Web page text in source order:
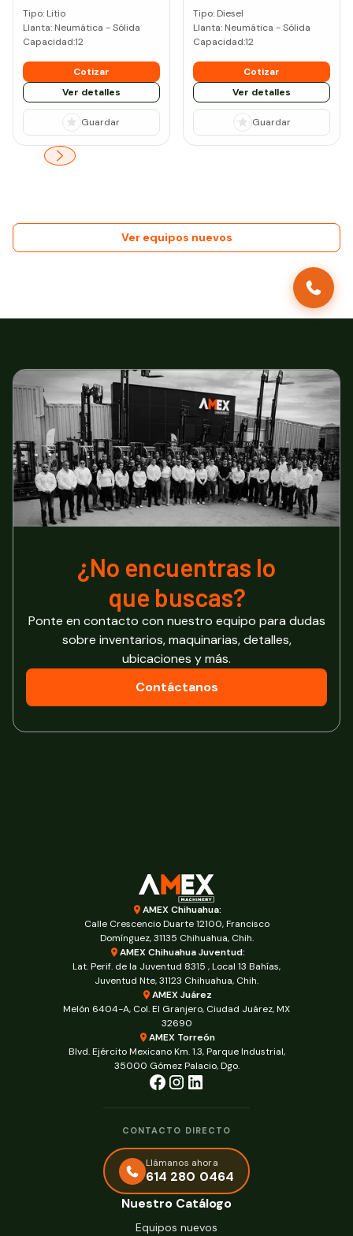
Tipo: Litio
Llanta: Neumática - Sólida
Capacidad:12
Cotizar
Ver detalles
Guardar
Tipo: Diesel
Llanta: Neumática - Sólida
Capacidad:12
Cotizar
Ver detalles
Guardar
Ver equipos nuevos
¿No encuentras lo
que buscas?
Ponte en contacto con nuestro equipo para dudas
sobre inventarios, maquinarias, detalles,
ubicaciones y más.
Contáctanos
AMEX Chihuahua:
Calle Crescencio Duarte 12100, Francisco
Domínguez, 31135 Chihuahua, Chih.
AMEX Chihuahua Juventud:
Lat. Perif. de la Juventud 8315 , Local 13 Bahías,
Juventud Nte, 31123 Chihuahua, Chih.
AMEX Juárez
Melón 6404-A, Col. El Granjero, Ciudad Juárez, MX
32690
AMEX Torreón
Blvd. Ejército Mexicano Km. 1.3, Parque Industrial,
35000 Gómez Palacio, Dgo.
CONTACTO DIRECTO
Llámanos ahora
614 280 0464
Nuestro Catálogo
Equipos nuevos